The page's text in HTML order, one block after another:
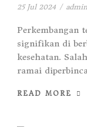
25 Jul 2024 /
Perkembangan
signifikan di
kesehatan.
ramai
READ MORE